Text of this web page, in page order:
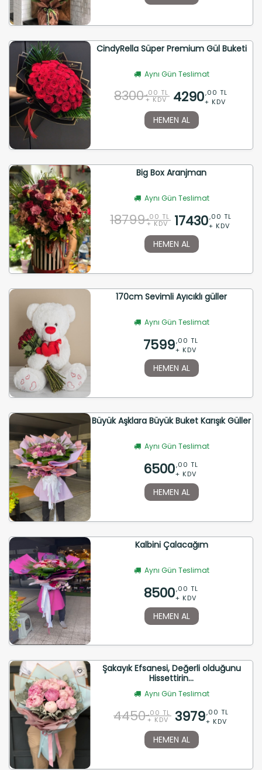
CindyRella Süper Premium Gül Buketi
Aynı Gün Teslimat
8300 ,00 TL
+ KDV 4290,00 TL
+ KDV
HEMEN AL
Big Box Aranjman
Aynı Gün Teslimat
18799 ,00 TL
+ KDV 17430,00 TL
+ KDV
HEMEN AL
170cm Sevimli Ayıcıklı güller
Aynı Gün Teslimat
7599,00 TL
+ KDV
HEMEN AL
Büyük Aşklara Büyük Buket Karışık Güller
Aynı Gün Teslimat
6500,00 TL
+ KDV
HEMEN AL
Kalbini Çalacağım
Aynı Gün Teslimat
8500,00 TL
+ KDV
HEMEN AL
Şakayık Efsanesi, Değerli olduğunu
Hissettirin...
Aynı Gün Teslimat
4450 ,00 TL
+ KDV 3979,00 TL
+ KDV
HEMEN AL